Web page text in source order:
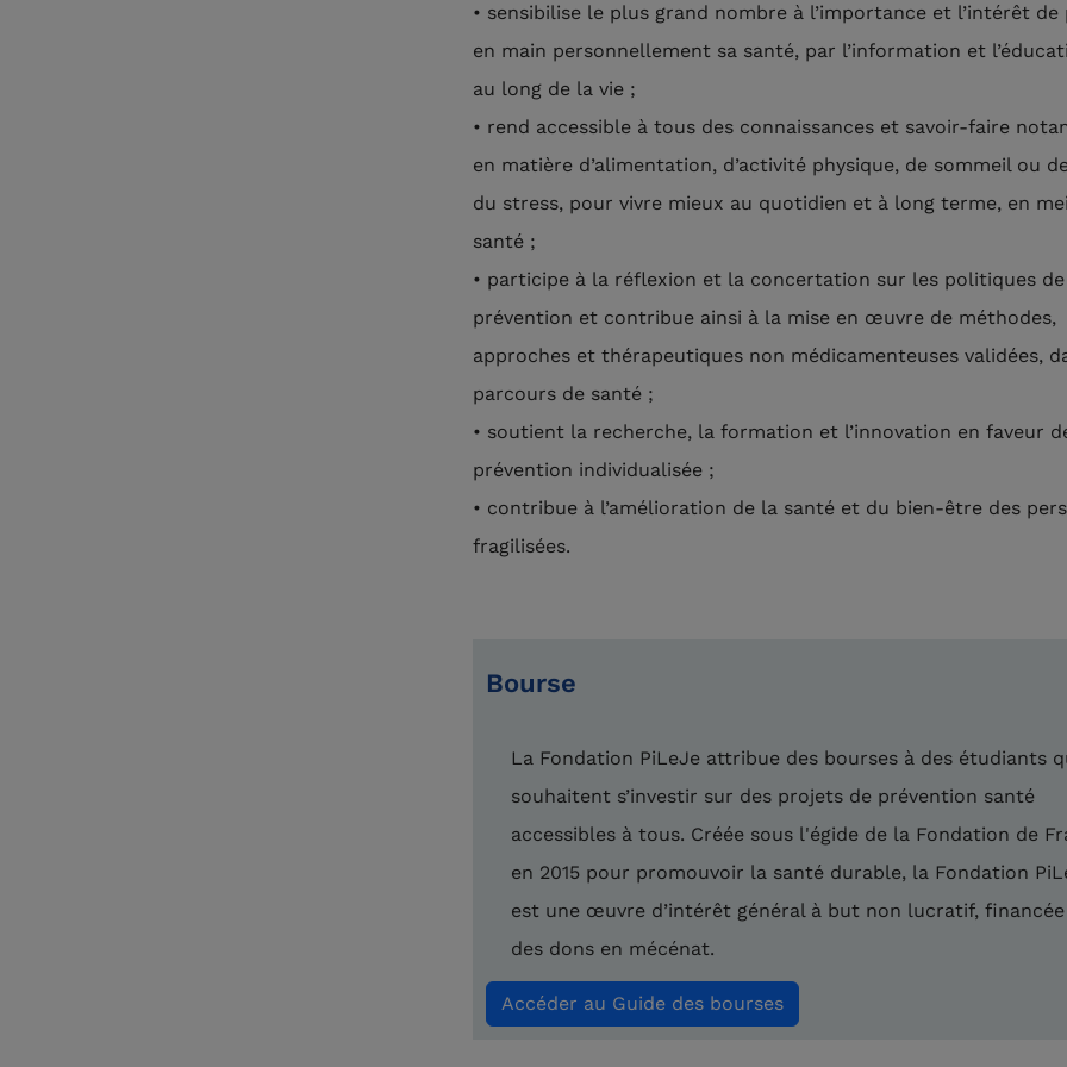
• sensibilise le plus grand nombre à l’importance et l’intérêt de
en main personnellement sa santé, par l’information et
au long de la vie ;
• rend accessible à tous des connaissances et savoir-faire
en matière d’alimentation, d’activité physique, de sommeil ou
du stress, pour vivre mieux au quotidien et à long terme, en
santé ;
• participe à la réflexion et la concertation sur les politiques de
prévention et contribue ainsi à la mise en œuvre de méthodes,
approches et thérapeutiques non médicamenteuses validées,
parcours de santé ;
• soutient la recherche, la formation et l’innovation en faveur
prévention individualisée ;
• contribue à l’amélioration de la santé et du bien-être des
fragilisées.
Bourse
La Fondation PiLeJe attribue des bourses à des étudiants
souhaitent s’investir sur des projets de prévention santé
accessibles à tous. Créée sous l'égide de la Fondation de
en 2015 pour promouvoir la santé durable, la Fondation
est une œuvre d’intérêt général à but non lucratif,
des dons en mécénat.